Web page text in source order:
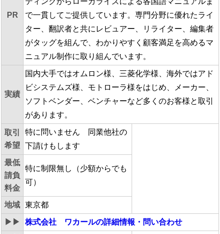
PR
で一貫してご提供しています。専門分野に優れたライ
ター、翻訳者と共にレビュアー、リライター、編集者
がタッグを組んで、わかりやすく顧客満足を高めるマ
ニュアル制作に取り組んでいます。
実績
国内大手ではオムロン様、三菱化学様、海外ではアド
ビシステムズ様、モトローラ様をはじめ、メーカー、
ソフトベンダー、ベンチャーなど多くのお客様と取引
があります。
取引
希望
特に問いません 同業他社の
下請けもします
最低
請負
料金
特に制限無し（少額からでも
可）
地域 東京都
▶▶ 株式会社 ワカールの詳細情報・問い合わせ